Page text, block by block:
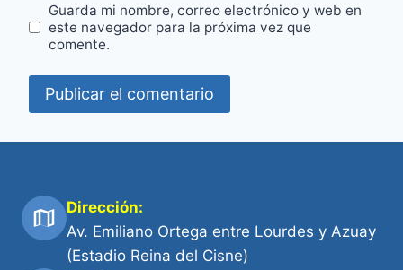
Guarda mi nombre, correo electrónico y web en
este navegador para la próxima vez que
comente.
Dirección:
Av. Emiliano Ortega entre Lourdes y Azuay
(Estadio Reina del Cisne)